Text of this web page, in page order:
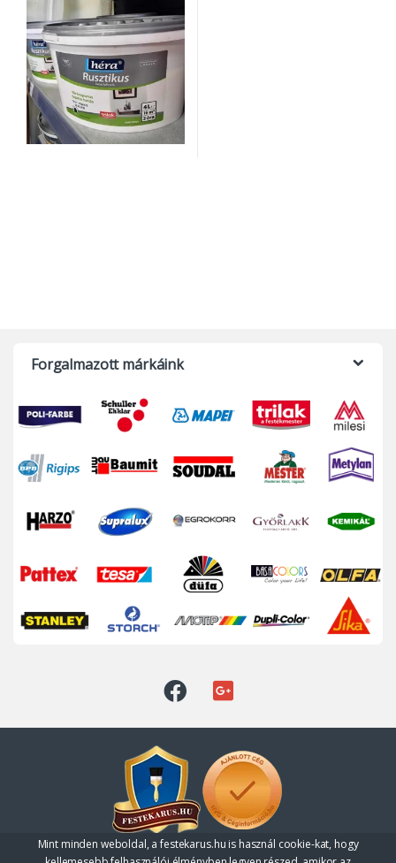
Forgalmazott márkáink
Mint minden weboldal, a festekarus.hu is használ cookie-kat, hogy